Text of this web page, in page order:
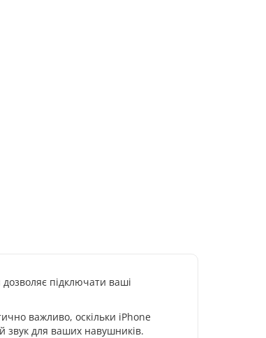
підключати ваші
важливо, оскільки iPhone
звук для ваших навушників.